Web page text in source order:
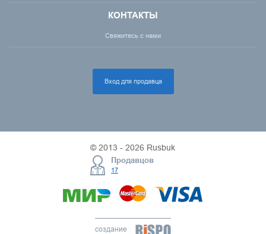
КОНТАКТЫ
Свяжитесь с нами
Вход для продавца
© 2013 - 2026 Rusbuk
Продавцов
17
создание